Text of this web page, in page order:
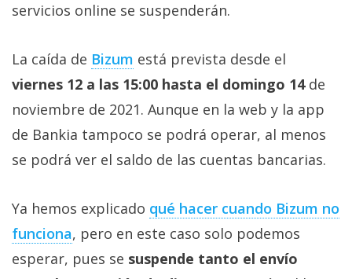
temas
Sorteos
Foros
Contacto
nosotros
/
Publicidad
servicios online se suspenderán.
La caída de Bizum está prevista desde el
viernes 12 a las 15:00 hasta el domingo 14de
noviembre de 2021. Aunque en la web y la app
de Bankia tampoco se podrá operar, al menos
se podrá ver el saldo de las cuentas bancarias.
Ya hemos explicado qué hacer cuando Bizum no
funciona, pero en este caso solo podemos
esperar, pues se suspende tanto el envío